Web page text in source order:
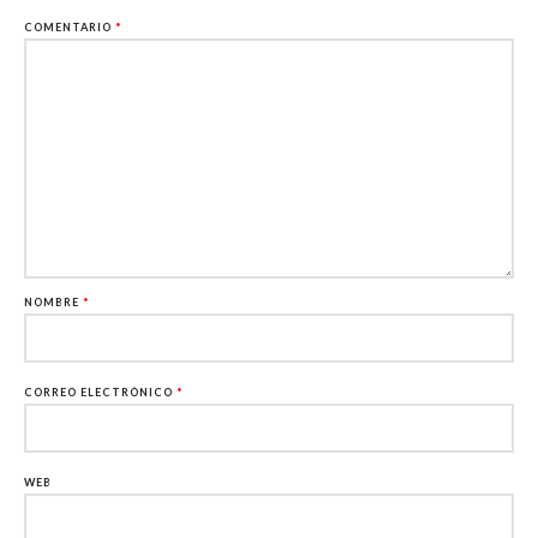
COMENTARIO *
NOMBRE *
CORREO ELECTRÓNICO *
WEB